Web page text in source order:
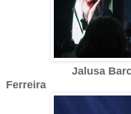
Jalusa Barcellos
Ferreira